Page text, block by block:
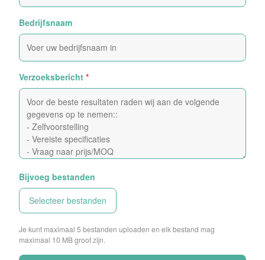
Bedrijfsnaam
Verzoeksbericht *
Bijvoeg bestanden
Selecteer bestanden
Je kunt maximaal 5 bestanden uploaden en elk bestand mag
maximaal 10 MB groot zijn.